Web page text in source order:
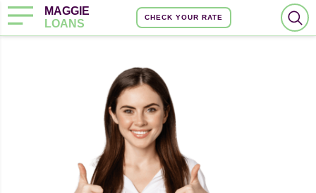
MAGGIE
LOANS
CHECK YOUR RATE